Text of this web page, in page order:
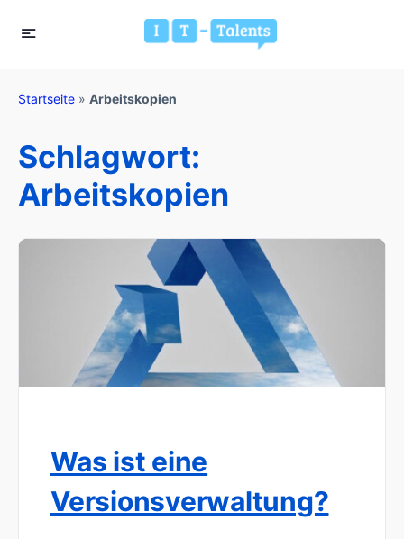
Startseite » Arbeitskopien
Schlagwort:
Arbeitskopien
Was ist eine
Versionsverwaltung?